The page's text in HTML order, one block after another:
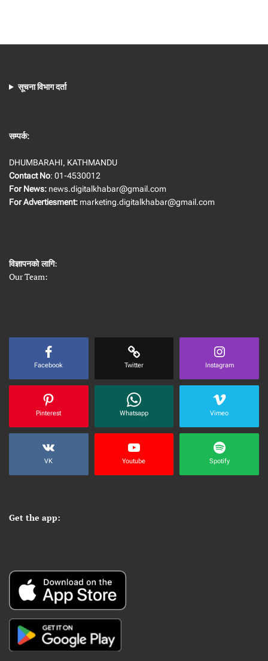
सूचना विभाग दर्ता
सम्पर्क:
DHUMBARAHI, KATHMANDU
Contact No: 01-4530012
For News: news.digitalkhabar@gmail.com
For Advertiesment: marketing.digitalkhabar@gmail.com
विज्ञापनको लागि:
Our Team:
Facebook Twitter Instagram
Pinterest Whatsapp Vimeo
VK Youtube Spotify
Get the app: